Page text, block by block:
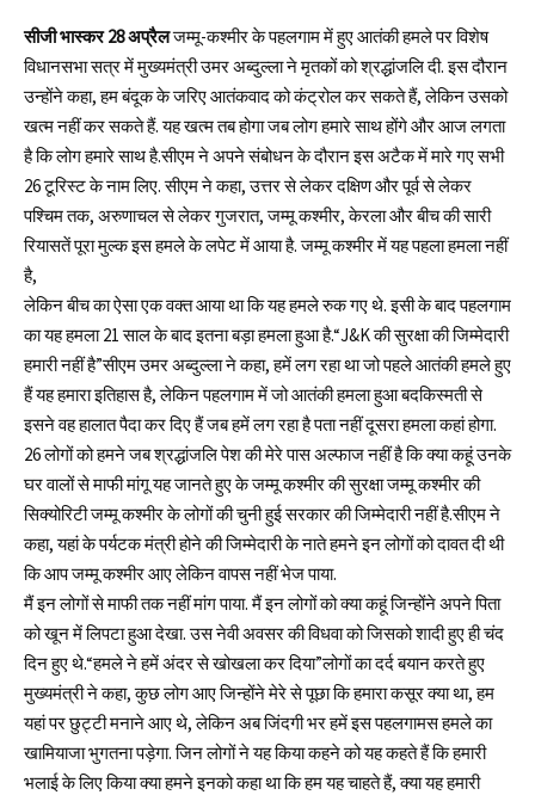
सीजी भास्कर 28 अप्रैलजम्मू-कश्मीर के पहलगाम में हुए आतंकी हमले पर विशेष
विधानसभा सत्र में मुख्यमंत्री उमर अब्दुल्ला ने मृतकों को श्रद्धांजलि दी. इस दौरान
उन्होंने कहा, हम बंदूक के जरिए आतंकवाद को कंट्रोल कर सकते हैं, लेकिन उसको
खत्म नहीं कर सकते हैं. यह खत्म तब होगा जब लोग हमारे साथ होंगे और आज लगता
है कि लोग हमारे साथ है.सीएम ने अपने संबोधन के दौरान इस अटैक में मारे गए सभी
26 टूरिस्ट के नाम लिए. सीएम ने कहा, उत्तर से लेकर दक्षिण और पूर्व से लेकर
पश्चिम तक, अरुणाचल से लेकर गुजरात, जम्मू कश्मीर, केरला और बीच की सारी
रियासतें पूरा मुल्क इस हमले के लपेट में आया है. जम्मू कश्मीर में यह पहला हमला नहीं
है,
लेकिन बीच का ऐसा एक वक्त आया था कि यह हमले रुक गए थे. इसी के बाद पहलगाम
का यह हमला 21 साल के बाद इतना बड़ा हमला हुआ है.“J&K की सुरक्षा की जिम्मेदारी
हमारी नहीं है”सीएम उमर अब्दुल्ला ने कहा, हमें लग रहा था जो पहले आतंकी हमले हुए
हैं यह हमारा इतिहास है, लेकिन पहलगाम में जो आतंकी हमला हुआ बदकिस्मती से
इसने वह हालात पैदा कर दिए हैं जब हमें लग रहा है पता नहीं दूसरा हमला कहां होगा.
26 लोगों को हमने जब श्रद्धांजलि पेश की मेरे पास अल्फाज नहीं है कि क्या कहूं उनके
घर वालों से माफी मांगू यह जानते हुए के जम्मू कश्मीर की सुरक्षा जम्मू कश्मीर की
सिक्योरिटी जम्मू कश्मीर के लोगों की चुनी हुई सरकार की जिम्मेदारी नहीं है.सीएम ने
कहा, यहां के पर्यटक मंत्री होने की जिम्मेदारी के नाते हमने इन लोगों को दावत दी थी
कि आप जम्मू कश्मीर आए लेकिन वापस नहीं भेज पाया.
मैं इन लोगों से माफी तक नहीं मांग पाया. मैं इन लोगों को क्या कहूं जिन्होंने अपने पिता
को खून में लिपटा हुआ देखा. उस नेवी अवसर की विधवा को जिसको शादी हुए ही चंद
दिन हुए थे.“हमले ने हमें अंदर से खोखला कर दिया”लोगों का दर्द बयान करते हुए
मुख्यमंत्री ने कहा, कुछ लोग आए जिन्होंने मेरे से पूछा कि हमारा कसूर क्या था, हम
यहां पर छुट्टी मनाने आए थे, लेकिन अब जिंदगी भर हमें इस पहलगामस हमले का
खामियाजा भुगतना पड़ेगा. जिन लोगों ने यह किया कहने को यह कहते हैं कि हमारी
भलाई के लिए किया क्या हमने इनको कहा था कि हम यह चाहते हैं, क्या यह हमारी